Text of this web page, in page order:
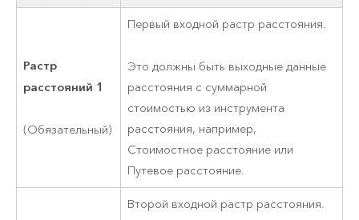
Растр
расстояний 1
(Обязательный)
Первый входной растр расстояния.
Это должны быть выходные данные
расстояния с суммарной
стоимостью из инструмента
расстояния, например,
Стоимостное расстояние или
Путевое расстояние.
Второй входной растр расстояния.